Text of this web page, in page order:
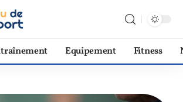
Equipement Fitness